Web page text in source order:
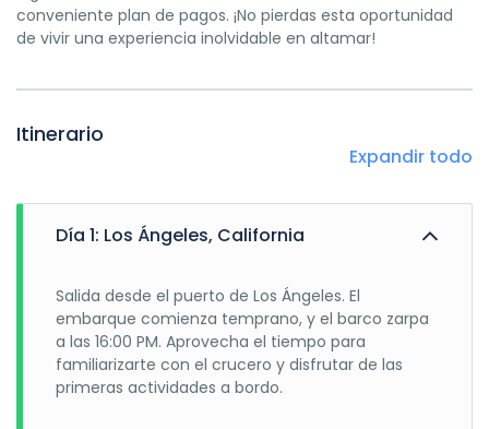
conveniente plan de pagos. ¡No pierdas esta oportunidad
de vivir una experiencia inolvidable en altamar!
Itinerario
Expandir todo
Día 1: Los Ángeles, California
Salida desde el puerto de Los Ángeles. El
embarque comienza temprano, y el barco zarpa
a las 16:00 PM. Aprovecha el tiempo para
familiarizarte con el crucero y disfrutar de las
primeras actividades a bordo.